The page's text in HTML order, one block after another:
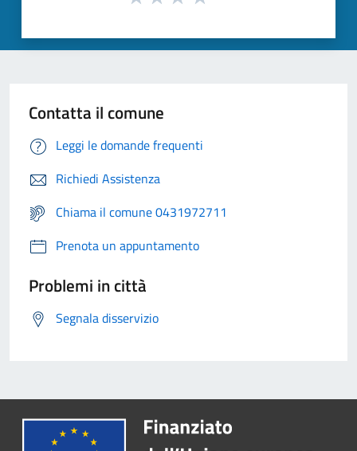
Contatta il comune
Leggi le domande frequenti
Richiedi Assistenza
Chiama il comune 0431972711
Prenota un appuntamento
Problemi in città
Segnala disservizio